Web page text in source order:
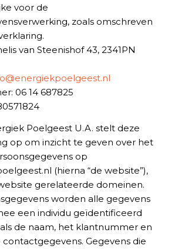
voor de
zoals omschreven
van Steenishof 43, 2341PN
06 14 687825
Poelgeest U.A. stelt deze
op om inzicht te geven over het
op
(hierna “de website”),
gerelateerde domeinen.
worden alle gegevens
een individu geïdentificeerd
de naam, het klantnummer en
Gegevens die